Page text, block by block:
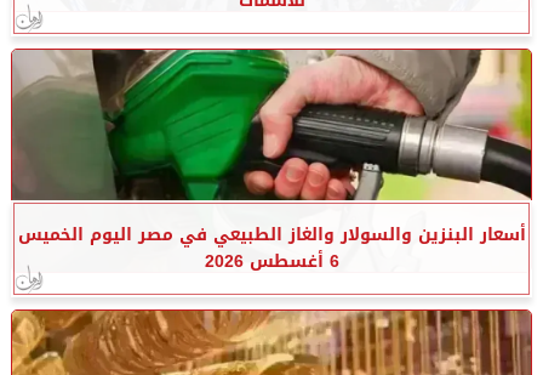
أسعار البنزين والسولار والغاز الطبيعي في مصر اليوم الخميس
6 أغسطس 2026